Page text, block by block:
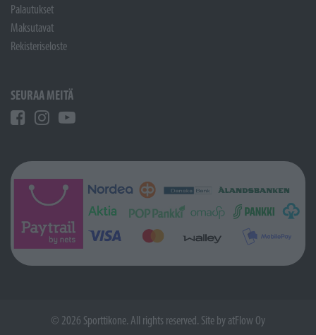
Palautukset
Maksutavat
Rekisteriseloste
SEURAA MEITÄ
© 2026 Sporttikone. All rights reserved. Site by atFlow Oy